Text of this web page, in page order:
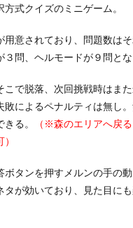
式クイズのミニゲーム。
用意されており、問題数は
問、ヘルモードが９問とな
こで脱落、次回挑戦時はま
敗によるペナルティは無し
る。
（※森のエリアへ戻
ボタンを押すメルンの手の
タが効いており、見た目に